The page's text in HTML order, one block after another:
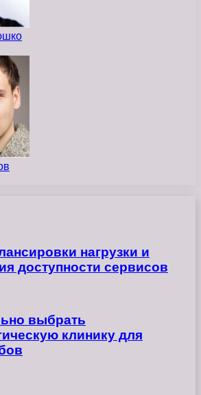
нагрузки и
доступности сервисов
выбрать
клинику для